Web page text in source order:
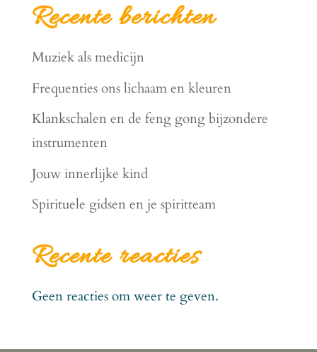
Recente berichten
Muziek als medicijn
Frequenties ons lichaam en kleuren
Klankschalen en de feng gong bijzondere
instrumenten
Jouw innerlijke kind
Spirituele gidsen en je spiritteam
Recente reacties
Geen reacties om weer te geven.